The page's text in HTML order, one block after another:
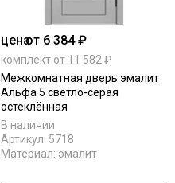
ценаот 6 384 ₽
комплект от 11 582 ₽
Межкомнатная дверь эмалит
Альфа 5 светло-серая
остеклённая
В наличии
Артикул: 5718
Материал: эмалит